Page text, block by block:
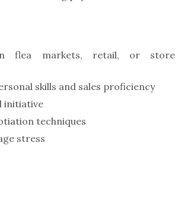
in flea markets, retail, or store
skills and sales proficiency
initiative
techniques
stress